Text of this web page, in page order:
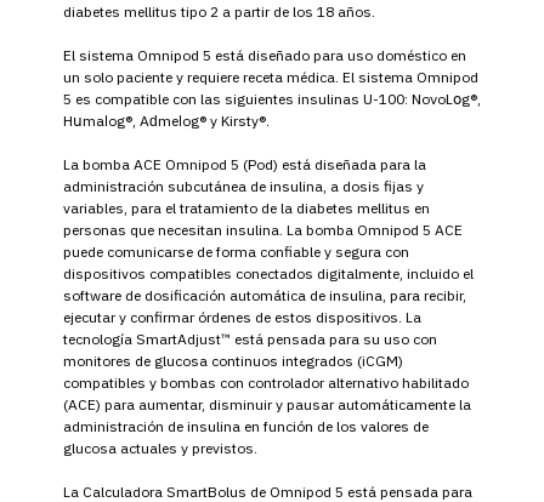
diabetes mellitus tipo 2 a partir de los 18 años.
El sistema Omnipod 5 está diseñado para uso doméstico en
un solo paciente y requiere receta médica. El sistema Omnipod
5 es compatible con las siguientes insulinas U-100: NоνοLօg®,
Hսmаӏоg®, Aԁmеӏоg® y Kirsty®.
La bomba ACE Omnipod 5 (Pod) está diseñada para la
administración subcutánea de insulina, a dosis fijas y
variables, para el tratamiento de la diabetes mellitus en
personas que necesitan insulina. La bomba Omnipod 5 ACE
puede comunicarse de forma confiable y segura con
dispositivos compatibles conectados digitalmente, incluido el
software de dosificación automática de insulina, para recibir,
ejecutar y confirmar órdenes de estos dispositivos. La
tecnología SmartAdjust™ está pensada para su uso con
monitores de glucosa continuos integrados (iCGM)
compatibles y bombas con controlador alternativo habilitado
(ACE) para aumentar, disminuir y pausar automáticamente la
administración de insulina en función de los valores de
glucosa actuales y previstos.
La Calculadora SmartBolus de Omnipod 5 está pensada para